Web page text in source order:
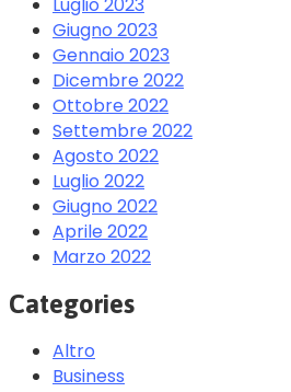
Giugno 2023
Gennaio 2023
Dicembre 2022
Ottobre 2022
Settembre 2022
Agosto 2022
Luglio 2022
Giugno 2022
Aprile 2022
Marzo 2022
Categories
Altro
Business